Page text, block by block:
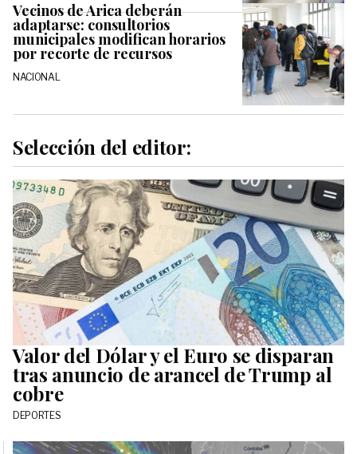
Vecinos de Arica deberán
adaptarse: consultorios
municipales modifican horarios
por recorte de recursos
NACIONAL
Selección del editor:
Valor del Dólar y el Euro se disparan
tras anuncio de arancel de Trump al
cobre
DEPORTES